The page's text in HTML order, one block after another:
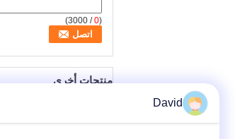
(
0
/ 3000)
منتجات أخرى
David